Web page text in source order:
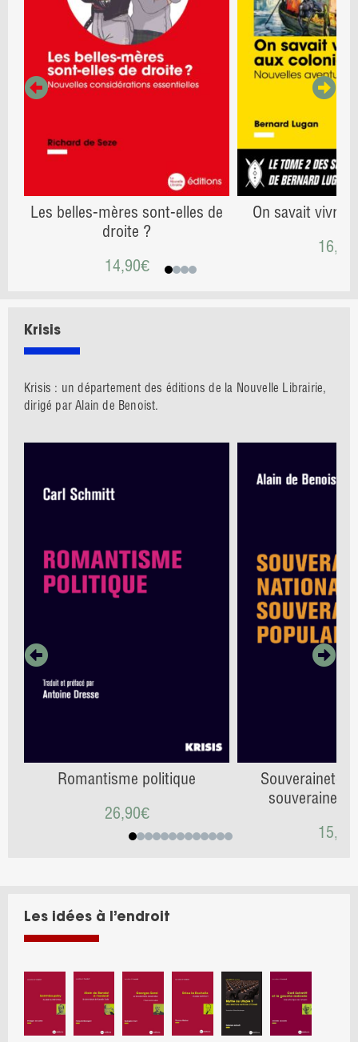
Les belles-mères sont-elles de
droite ?
14,90€
On savait vivre
16,00
Krisis
Krisis : un département des éditions de la Nouvelle Librairie,
dirigé par Alain de Benoist.
Romantisme politique
26,90€
Souveraineté
souveraineté
15,90
Les idées à l’endroit